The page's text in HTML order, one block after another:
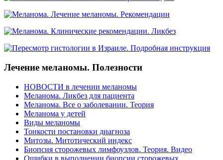
Лечение меланомы. Полезности
НОВОСТИ в лечении меланомы
Меланома. Ликбез для пациента
Меланома. Все о заболевании. Теория
Меланома у детей
Виды меланомы
Тонкости постановки диагноза
Митозы. Митотический индекс
Биопсия сторожевых лимфоузлов. Теория. Видео
Ошибки в выполнении биопсии сторожевых